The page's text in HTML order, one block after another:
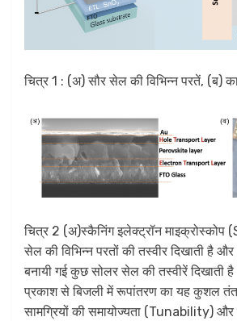
चित्र 1 : (अ) सौर सेल की विभिन्न परतें, (ब)
चित्र 2 (अ)स्कैनिंग इलेक्ट्रॉन माइक्रोस्कोप
सेल की विभिन्न परतों की तस्वीर दिखाती है
बनायी गई कुछ सोलर सेल की तस्वीरें दिखाती है
प्रकाश से बिजली में रूपांतरण का यह कुशल
सामग्रियों की समायोज्यता (Tunability) और